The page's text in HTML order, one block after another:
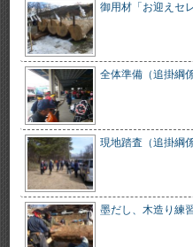
御用材「お迎えセ
全体準備（追掛綱係
現地踏査（追掛綱係
墨だし、木造り練